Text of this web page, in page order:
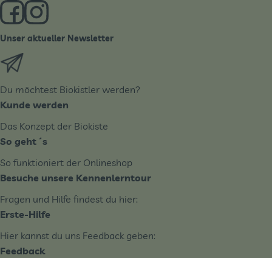
Externer Link zu https://www.facebook.com/derBiobote/
Externer Link zu https://www.instagram.com/
Unser aktueller Newsletter
Du möchtest Biokistler werden?
Kunde werden
Das Konzept der Biokiste
So geht´s
So funktioniert der Onlineshop
Besuche unsere Kennenlerntour
Fragen und Hilfe findest du hier:
Erste-Hilfe
Hier kannst du uns Feedback geben:
Feedback